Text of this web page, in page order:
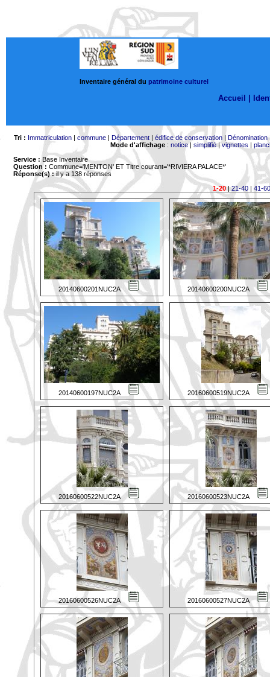
Inventaire général du patrimoine culturel
Accueil |
Tri : Immatriculation| commune| Département| édifice de conservation| Dénomination
Mode d'affichage: notice| simplifié|vignettes |
Service : Base Inventaire
Question : Commune='MENTON' ET Titre courant='*RIVIERA PALACE*'
Réponse(s) :il y a 138 réponses
1-20|21-40 | 41-60
20140600201NUC2A 20140600200NUC2A
20140600197NUC2A 20160600519NUC2A
20160600522NUC2A 20160600523NUC2A
20160600526NUC2A 20160600527NUC2A